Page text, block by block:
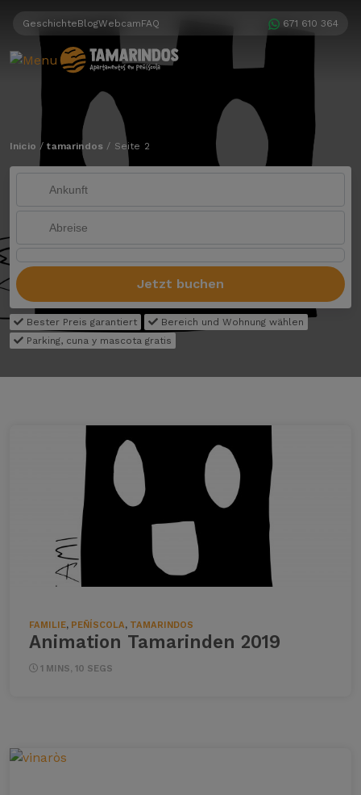
GeschichteBlogWebcamFAQ 671 610 364
Inicio /tamarindos / Seite 2
Jetzt buchen
Bester Preis garantiert
Bereich und Wohnung wählen
Parking, cuna y mascota gratis
FAMILIE, PEÑÍSCOLA, TAMARINDOS
Animation Tamarinden 2019
1 MINS, 10 SEGS